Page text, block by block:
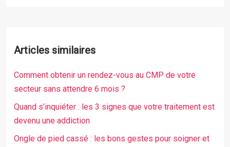
Articles similaires
Comment obtenir un rendez-vous au CMP de votre
secteur sans attendre 6 mois ?
Quand s’inquiéter : les 3 signes que votre traitement est
devenu une addiction
Ongle de pied cassé : les bons gestes pour soigner et